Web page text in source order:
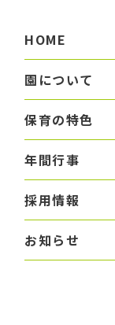
HOME
園について
保育の特色
年間行事
採用情報
お知らせ